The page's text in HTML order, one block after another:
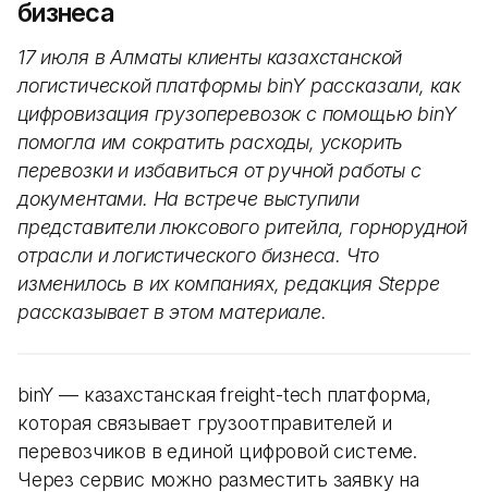
бизнеса
17 июля в Алматы клиенты казахстанской
логистической платформы binY рассказали, как
цифровизация грузоперевозок с помощью binY
помогла им сократить расходы, ускорить
перевозки и избавиться от ручной работы с
документами. На встрече выступили
представители люксового ритейла, горнорудной
отрасли и логистического бизнеса. Что
изменилось в их компаниях, редакция Steppe
рассказывает в этом материале.
binY — казахстанская freight-tech платформа,
которая связывает грузоотправителей и
перевозчиков в единой цифровой системе.
Через сервис можно разместить заявку на